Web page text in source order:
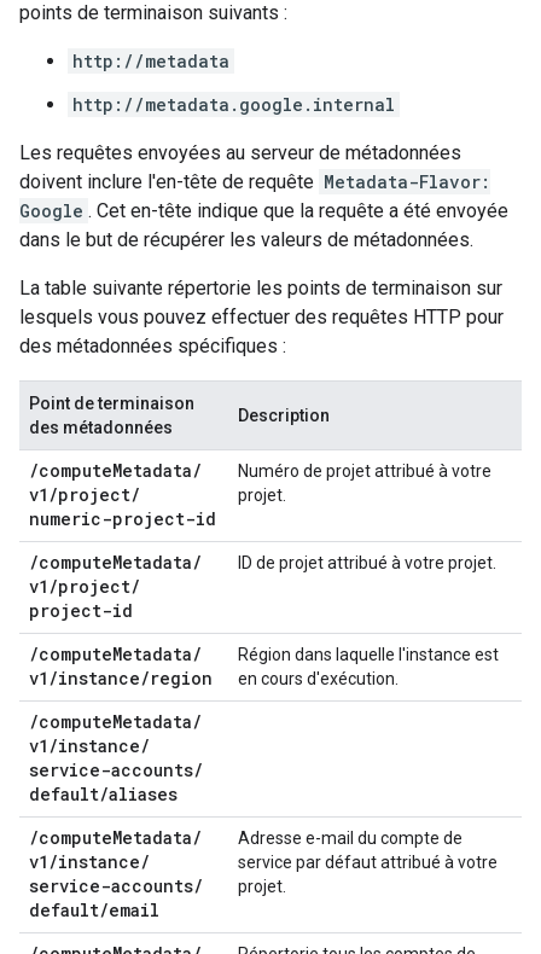
points de terminaison suivants :
http://metadata
http://metadata.google.internal
Les requêtes envoyées au serveur de métadonnées
doivent inclure l'en-tête de requête Metadata-Flavor:
Google . Cet en-tête indique que la requête a été envoyée
dans le but de récupérer les valeurs de métadonnées.
La table suivante répertorie les points de terminaison sur
lesquels vous pouvez effectuer des requêtes HTTP pour
des métadonnées spécifiques :
Point de terminaison
des métadonnées
Description
/computeMetadata/
v1 /project/
numeric-project-id
Numéro de projet attribué à votre
projet.
/computeMetadata/
v1 /project/
project-id
ID de projet attribué à votre projet.
/computeMetadata/
v1 /instance/region
Région dans laquelle l'instance est
en cours d'exécution.
/computeMetadata/
v1 /instance/
service-accounts/
default/aliases
/computeMetadata/
v1 /instance/
service-accounts/
default/email
Adresse e-mail du compte de
service par défaut attribué à votre
projet.